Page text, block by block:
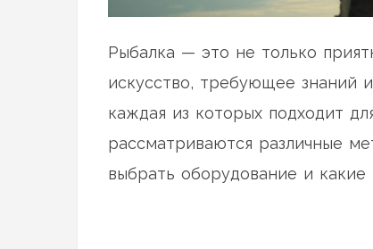
Рыбалка — это не только
искусство, требующее знаний
каждая из которых подходит
рассматриваются различные
выбрать оборудование и